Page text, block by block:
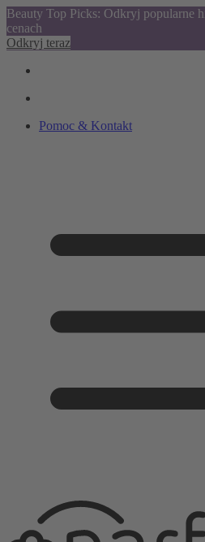
Beauty Top Picks: Odkryj popularne
cenach
Odkryj teraz
Pomoc & Kontakt